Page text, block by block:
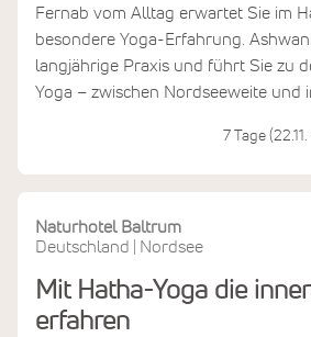
Fernab vom Alltag erwartet Sie im
besondere Yoga-Erfahrung.
langjährige Praxis und führt Sie zu
Yoga – zwischen Nordseeweite und
7 Tage
Naturhotel Baltrum
Deutschland
Nordsee
Mit Hatha-Yoga die
erfahren